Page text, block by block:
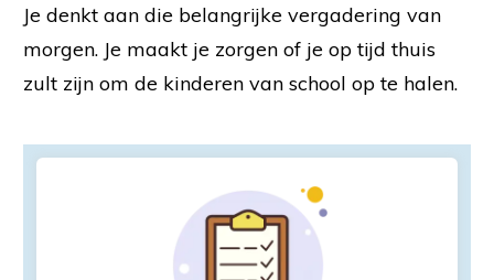
Je denkt aan die belangrijke vergadering van
morgen. Je maakt je zorgen of je op tijd thuis
zult zijn om de kinderen van school op te halen.